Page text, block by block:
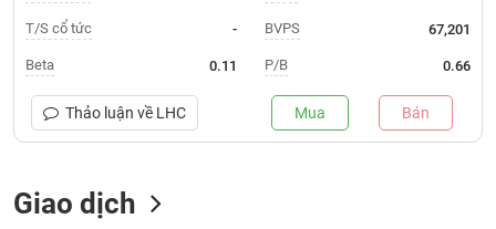
Trạng
thái
phiếu
thị
trường
T/S cổ tức -
Beta 0.11
BVPS 67,201
P/B 0.66
Thảo luận về LHC Mua Bán
Giao dịch
NGÀNH
NGHIỆP